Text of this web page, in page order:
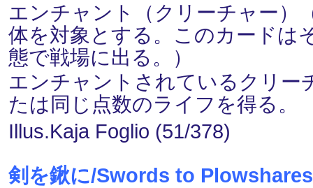
エンチャント（クリーチャー）
体を対象とする。このカードは
態で戦場に出る。）
エンチャントされているクリー
たは同じ点数のライフを得る。
Illus.Kaja Foglio (51/378)
剣を鍬に/Swords to Plowshares